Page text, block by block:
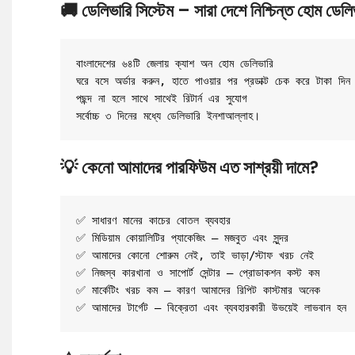
🚚ডেলিভারি সিস্টেম – সারা দেশে নিশ্চিন্ত হোম
বাংলাদেশের ৬৪টি জেলায় ক্যাশ অন হোম ডেলিভারি
ঘরে বসে অর্ডার করুন, হাতে পাওয়ার পর প্রডাক্ট চেক করে টাকা দিন
পছন্দ না হলে সাথে সাথেই রিটার্ন এর সুযোগ
সর্বোচ্চ ৩ দিনের মধ্যে ডেলিভারি ইনশাআল্লাহ।
💡কেনো আমাদের পারফিউমএত সাশ্রয়ী দামে?
✅ সাধারণ মানের কাচের বোতল ব্যবহার
✅ মিডিয়াম কোয়ালিটির প্যাকেজিং – মজবুত এবং সুন্দর
✅ আমাদের কোনো শোরুম নেই, তাই ভাড়া/স্টাফ খরচ নেই
✅ নিজস্ব কারখানা ও সাপোর্ট সেন্টার – প্রোডাকশন কস্ট কম
✅ মার্কেটিং খরচ কম – কারণ আমাদের রিপিট কাস্টমার অনেক
✅ আমাদের টার্গেট – বিক্রেতা এবং ব্যবহারকারী উভয়েই লাভবান হন